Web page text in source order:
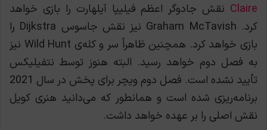
Claire نقش جادوگر اعظم فیلیپا آیلهارت را بازی خواهد
کرد. Graham McTavish نیز نقش جاسوس Dijkstra را
بازی خواهد کرد. همچنین ظاهراً سر و کله‌ی Wild Hunt نیز
به فصل دوم خواهد رسید. البته هنوز توسط نتفیلیکس
تأیید نشده است. فصل دوم ویچر برای پخش در سال 2021
برنامه‌ریزی شده است و همانطور که می‌دانید هنری کویل
نقش اصلی را بر عهده خواهد داشت.